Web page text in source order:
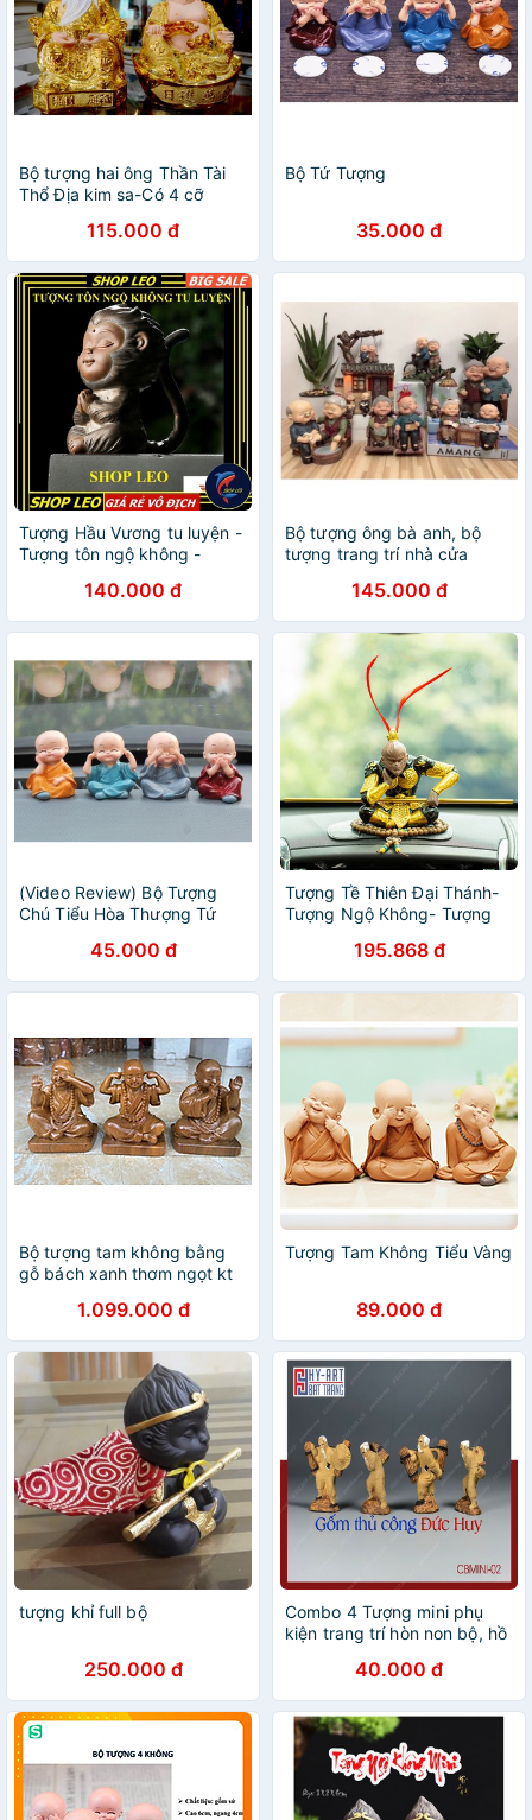
Bộ tượng hai ông Thần Tài
Thổ Địa kim sa-Có 4 cỡ
115.000 đ
Bộ Tứ Tượng
35.000 đ
Tượng Hầu Vương tu luyện -
Tượng tôn ngộ không -
140.000 đ
Bộ tượng ông bà anh, bộ
tượng trang trí nhà cửa
145.000 đ
(Video Review) Bộ Tượng
Chú Tiểu Hòa Thượng Tứ
Mini 4 Tư Thế, Trang Trí Xe
Hơi, Để Bàn Làm Việc
45.000 đ
Tượng Tề Thiên Đại Thánh-
Tượng Ngộ Không- Tượng
195.868 đ
Bộ tượng tam không bằng
gỗ bách xanh thơm ngọt kt
1.099.000 đ
Tượng Tam Không Tiểu Vàng
89.000 đ
tượng khỉ full bộ
250.000 đ
Combo 4 Tượng mini phụ
kiện trang trí hòn non bộ, hồ
40.000 đ